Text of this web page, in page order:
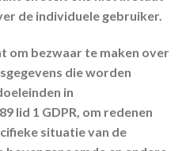
de individuele gebruiker.
om bezwaar te maken over
die worden
in
lid 1 GDPR, om redenen
situatie van de